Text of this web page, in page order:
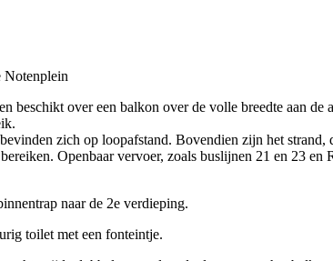
Notenplein
over een balkon over de volle breedte aan
zich op loopafstand. Bovendien zijn het
Openbaar vervoer, zoals buslijnen 21 en 23 en
naar de 2e verdieping.
toilet met een fonteintje.